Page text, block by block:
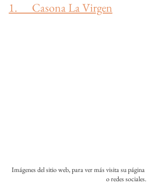
1.      Casona La Virgen
Imágenes del sitio web, para ver más visita su página
o redes sociales.